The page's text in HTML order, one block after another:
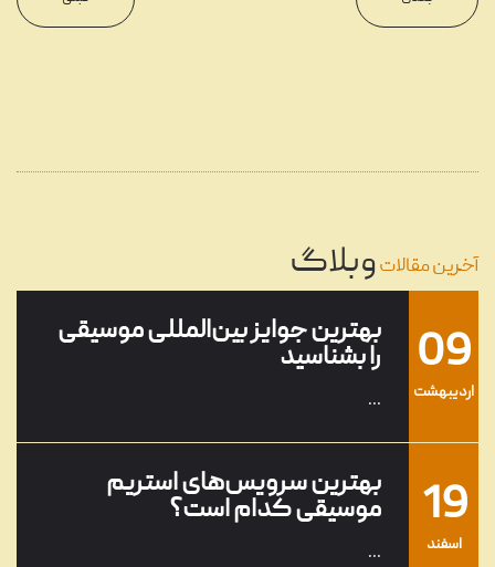
آخرین مقالاتوبلاگ
09
ارديبهشت
بهترین جوایز بین‌المللی موسیقی
را بشناسید
...
19
اسفند
بهترین سرویس‌های استریم
موسیقی کدام است؟
...